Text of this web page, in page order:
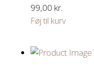
99,00 kr.
Føj til kurv